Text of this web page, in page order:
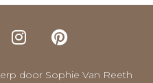
door Sophie Van Reeth